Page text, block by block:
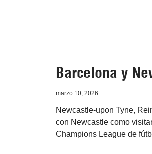
Barcelona y
marzo 10, 2026
Newcastle-upon Tyne,
con Newcastle como
Champions League de